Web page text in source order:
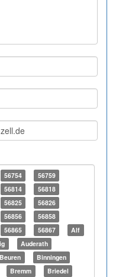
56754
56759
56814
56818
56825
56826
56856
56858
56865 56867
Alf
Auderath
Beuren
Binningen
Bremm Briedel